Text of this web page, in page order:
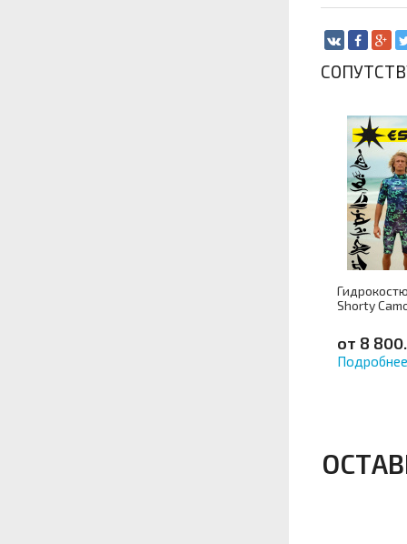
Shorty
от 8
Подробнее